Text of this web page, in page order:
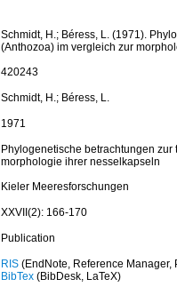
Schmidt, H.; Béress, L. (1971).
(Anthozoa) im vergleich zur
420243
Schmidt, H.; Béress, L.
1971
Phylogenetische betrachtungen
morphologie ihrer nesselkapseln
Kieler Meeresforschungen
XXVII(2): 166-170
Publication
RIS(EndNote, Reference Manager,
BibTex(BibDesk, LaTeX)